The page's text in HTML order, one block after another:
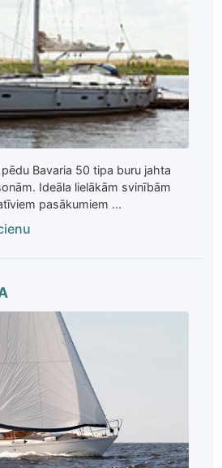
Bavaria 50 tipa buru jahta
Ideāla lielākām svinībām
pasākumiem ...